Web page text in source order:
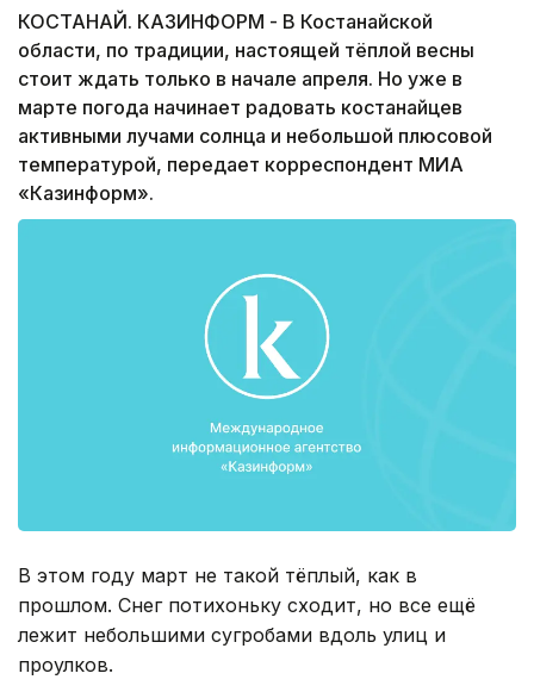
КОСТАНАЙ. КАЗИНФОРМ - В Костанайской
области, по традиции, настоящей тёплой весны
стоит ждать только в начале апреля. Но уже в
марте погода начинает радовать костанайцев
активными лучами солнца и небольшой плюсовой
температурой, передает корреспондент МИА
«Казинформ».
В этом году март не такой тёплый, как в
прошлом. Снег потихоньку сходит, но все ещё
лежит небольшими сугробами вдоль улиц и
проулков.